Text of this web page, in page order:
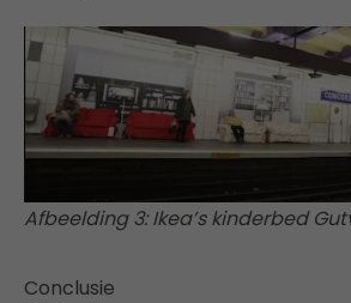
Afbeelding 3: Ikea’s kinderbed
Conclusie